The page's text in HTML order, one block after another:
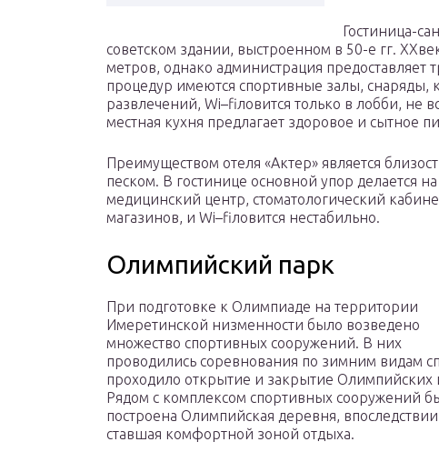
Гостиница-
советском здании, выстроенном в 50-е гг.
метров, однако администрация
процедур имеются спортивные залы, снаряды,
развлечений, Wi–fiловится только в лобби, не
местная кухня предлагает здоровое и сытное
Преимуществом отеля «Актер» является
песком. В гостинице основной упор делается
медицинский центр, стоматологический
магазинов, и Wi–fiловится нестабильно.
Олимпийский парк
При подготовке к Олимпиаде на территории
Имеретинской низменности было возведено
множество спортивных сооружений. В них
проводились соревнования по зимним видам
проходило открытие и закрытие Олимпийских
Рядом с комплексом спортивных сооружений
построена Олимпийская деревня, впоследствии
ставшая комфортной зоной отдыха.